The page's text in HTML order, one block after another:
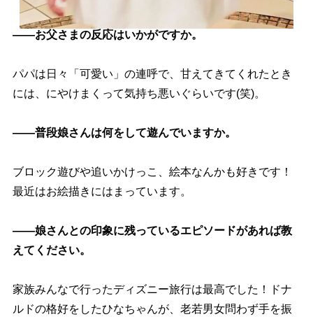
――お父さまの反応はいかがですか。
パパは日々「可愛い」の連呼で、甘えてきてくれたとき
には、にやけまくって気持ち悪いぐらいです(笑)。
――普段娘さんは何をして遊んでいますか。
ブロック遊びや追いかけっこ、絵本なんかも好きです！
最近はお絵描きにはまっています。
――娘さんとの印象に残っているエピソードがあれば教
えてください。
家族みんなで行ったディズニー旅行は最高でした！ドナ
ルドの格好をしたひなちゃんが、老若男女問わず手を振